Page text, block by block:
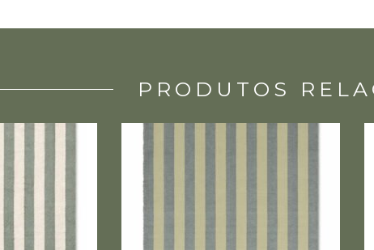
PRODUTOS